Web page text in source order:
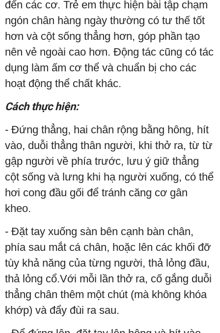
đến các cơ. Trẻ em thực hiện bài tập chạm
ngón chân hàng ngày thường có tư thế tốt
hơn và cột sống thẳng hơn, góp phần tạo
nên vẻ ngoài cao hơn. Động tác cũng có tác
dụng làm ấm cơ thể và chuẩn bị cho các
hoạt động thể chất khác.
Cách thực hiện:
- Đứng thẳng, hai chân rộng bằng hông, hít
vào, duỗi thẳng thân người, khi thở ra, từ từ
gập người về phía trước, lưu ý giữ thẳng
cột sống và lưng khi hạ người xuống, có thể
hơi cong đầu gối để tránh căng cơ gân
kheo.
- Đặt tay xuống sàn bên cạnh bàn chân,
phía sau mắt cá chân, hoặc lên các khối đỡ
tùy khả năng của từng người, thả lỏng đầu,
thả lỏng cổ.Với mỗi lần thở ra, cố gắng duỗi
thẳng chân thêm một chút (mà không khóa
khớp) và đẩy đùi ra sau.